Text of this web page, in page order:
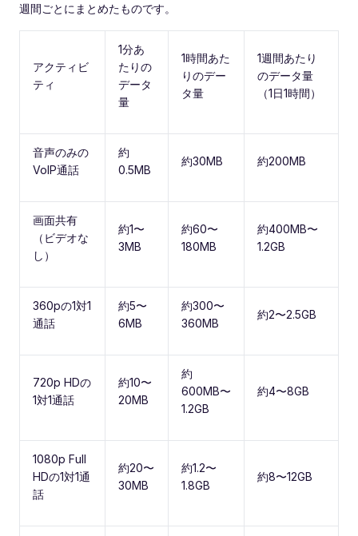
週間ごとにまとめたものです。
アクティビ
ティ
1分あ
たりの
データ
量
1時間あた
りのデー
タ量
1週間あたり
のデータ量
（1日1時間）
音声のみの
VoIP通話
約
0.5MB
約30MB 約200MB
画面共有
（ビデオな
し）
約1〜
3MB
約60〜
180MB
約400MB〜
1.2GB
360pの1対1
通話
約5〜
6MB
約300〜
360MB
約2〜2.5GB
720p HDの
1対1通話
約10〜
20MB
約
600MB〜
1.2GB
約4〜8GB
1080p Full
HDの1対1通
話
約20〜
30MB
約1.2〜
1.8GB
約8〜12GB